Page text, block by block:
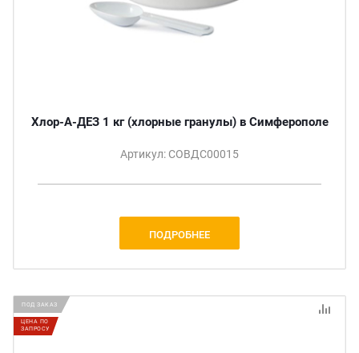
Хлор-А-ДЕЗ 1 кг (хлорные гранулы) в Симферополе
Артикул: СОВДС00015
ПОДРОБНЕЕ
ПОД ЗАКАЗ
ЦЕНА ПО
ЗАПРОСУ